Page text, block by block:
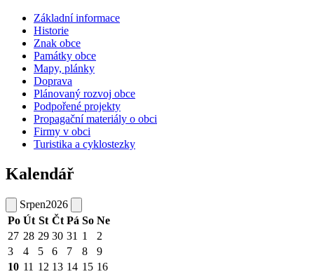
Základní informace
Historie
Znak obce
Památky obce
Mapy, plánky
Doprava
Plánovaný rozvoj obce
Podpořené projekty
Propagační materiály o obci
Firmy v obci
Turistika a cyklostezky
Kalendář
Srpen2026
Po Út St Čt Pá So Ne
27 28 29 30 31 1
2
3
4 5 6 7 8
9
10 11 12 13 14 15 16